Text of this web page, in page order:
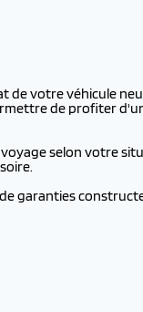
de votre véhicule
de profiter
selon votre
garanties